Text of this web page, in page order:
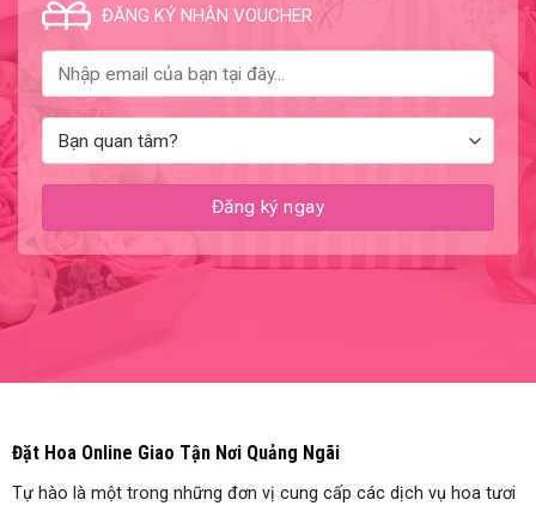
ĐĂNG KÝ NHẬN VOUCHER
Đặt Hoa Online Giao Tận Nơi Quảng Ngãi
Tự hào là một trong những đơn vị cung cấp các dịch vụ hoa tươi